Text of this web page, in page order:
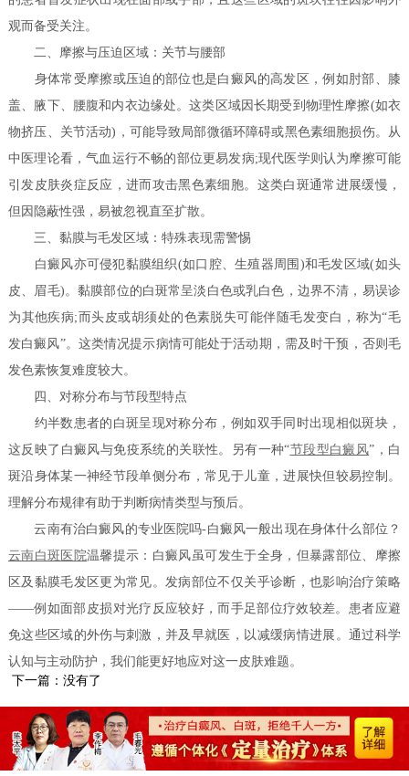
观而备受关注。
二、摩擦与压迫区域：关节与腰部
身体常受摩擦或压迫的部位也是白癜风的高发区，例如肘部、膝
盖、腋下、腰腹和内衣边缘处。这类区域因长期受到物理性摩擦(如衣
物挤压、关节活动)，可能导致局部微循环障碍或黑色素细胞损伤。从
中医理论看，气血运行不畅的部位更易发病;现代医学则认为摩擦可能
引发皮肤炎症反应，进而攻击黑色素细胞。这类白斑通常进展缓慢，
但因隐蔽性强，易被忽视直至扩散。
三、黏膜与毛发区域：特殊表现需警惕
白癜风亦可侵犯黏膜组织(如口腔、生殖器周围)和毛发区域(如头
皮、眉毛)。黏膜部位的白斑常呈淡白色或乳白色，边界不清，易误诊
为其他疾病;而头皮或胡须处的色素脱失可能伴随毛发变白，称为“毛
发白癜风”。这类情况提示病情可能处于活动期，需及时干预，否则毛
发色素恢复难度较大。
四、对称分布与节段型特点
约半数患者的白斑呈现对称分布，例如双手同时出现相似斑块，
这反映了白癜风与免疫系统的关联性。另有一种“节段型白癜风”，白
斑沿身体某一神经节段单侧分布，常见于儿童，进展快但较易控制。
理解分布规律有助于判断病情类型与预后。
云南有治白癜风的专业医院吗-白癜风一般出现在身体什么部位？
云南白斑医院温馨提示：白癜风虽可发生于全身，但暴露部位、摩擦
区及黏膜毛发区更为常见。发病部位不仅关乎诊断，也影响治疗策略
——例如面部皮损对光疗反应较好，而手足部位疗效较差。患者应避
免这些区域的外伤与刺激，并及早就医，以减缓病情进展。通过科学
认知与主动防护，我们能更好地应对这一皮肤难题。
下一篇：没有了